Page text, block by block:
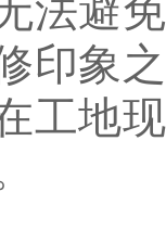
印象
工地